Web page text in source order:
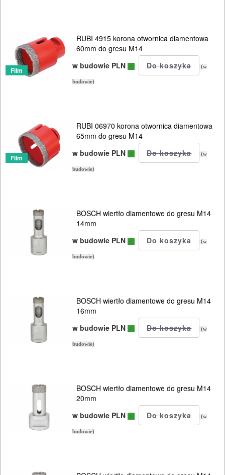
METALU
WARSZTATOWE
OSPRZĘT
HYDRAULICZNE
PALNIKI
PNEUMATYCZNE
AKCESORIA
SPAWALNICTWO
URZĄDZENIA
OSPRZĘT
AGREGATY
Film
RUBI 4915 korona otwornica diamentowa
60mm do gresu M14
w budowie PLN
(w
budowie)
Film
RUBI 06970 korona otwornica diamentowa
65mm do gresu M14
w budowie PLN
(w
budowie)
BOSCH wiertło diamentowe do gresu M14
14mm
w budowie PLN
(w
budowie)
BOSCH wiertło diamentowe do gresu M14
16mm
w budowie PLN
(w
budowie)
BOSCH wiertło diamentowe do gresu M14
20mm
w budowie PLN
(w
budowie)